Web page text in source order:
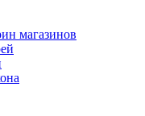
магазинов